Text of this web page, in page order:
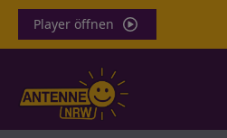
Player öffnen